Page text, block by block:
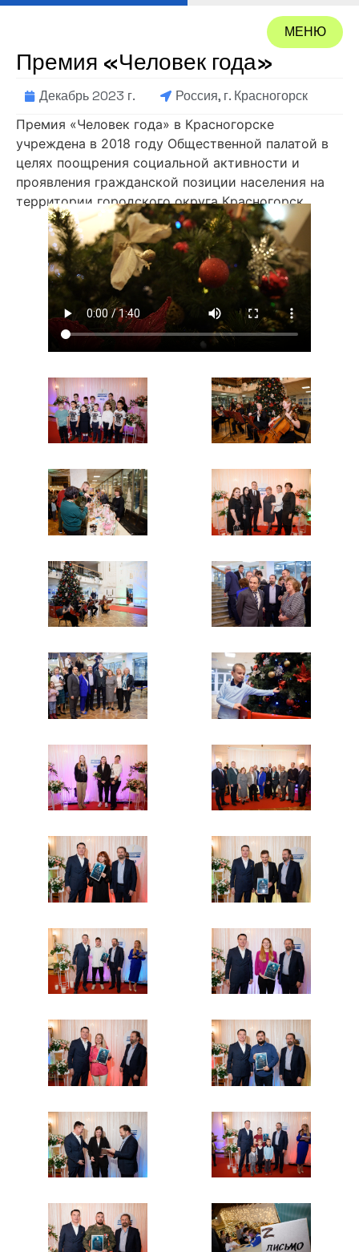
МЕНЮ
Премия «Человек года»
Декабрь 2023 г. Россия, г. Красногорск
Премия «Человек года» в Красногорске
учреждена в 2018 году Общественной палатой в
целях поощрения социальной активности и
проявления гражданской позиции населения на
территории городского округа Красногорск